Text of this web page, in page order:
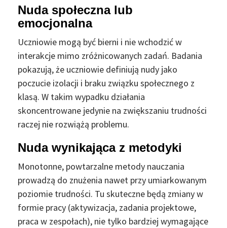
Nuda społeczna lub
emocjonalna
Uczniowie mogą być bierni i nie wchodzić w
interakcje mimo zróżnicowanych zadań. Badania
pokazują, że uczniowie definiują nudy jako
poczucie izolacji i braku związku społecznego z
klasą. W takim wypadku działania
skoncentrowane jedynie na zwiększaniu trudności
raczej nie rozwiążą problemu.
Nuda wynikająca z metodyki
Monotonne, powtarzalne metody nauczania
prowadzą do znużenia nawet przy umiarkowanym
poziomie trudności. Tu skuteczne będą zmiany w
formie pracy (aktywizacja, zadania projektowe,
praca w zespołach), nie tylko bardziej wymagające